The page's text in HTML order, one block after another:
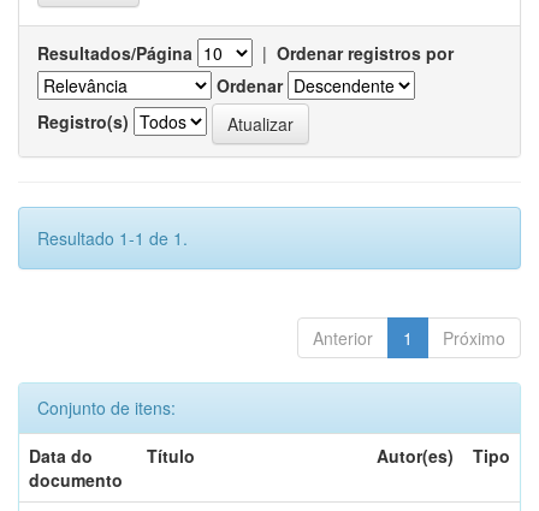
Resultados/Página | Ordenar registros por
Ordenar
Registro(s)
Resultado 1-1 de 1.
Anterior 1 Próximo
Conjunto de itens:
Data do
documento
Título Autor(es) Tipo